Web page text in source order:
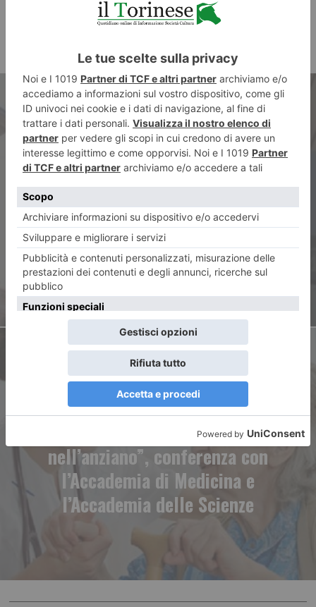
ARTICOLO PRECEDENTE
Vaccini antinfluenzali
mancanti, l’impegno di Uncem
con le farmacie
ARTICOLO SUCCESSIVO
“Farmaci: danni e vantaggi
nell’anziano”, conferenza con
l’Accademia di Medicina e
l’Accademia delle Scienze